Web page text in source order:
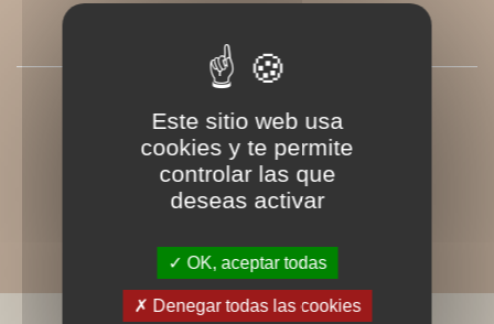
Este sitio web usa
cookies y te permite
controlar las que
deseas activar
OK, aceptar todas
Denegar todas las cookies